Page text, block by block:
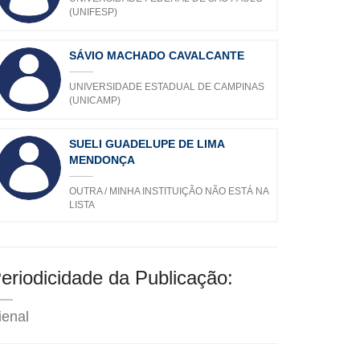
(UNIFESP)
SÁVIO MACHADO CAVALCANTE
UNIVERSIDADE ESTADUAL DE CAMPINAS
(UNICAMP)
SUELI GUADELUPE DE LIMA
MENDONÇA
OUTRA / MINHA INSTITUIÇÃO NÃO ESTÁ NA
LISTA
da Publicação: